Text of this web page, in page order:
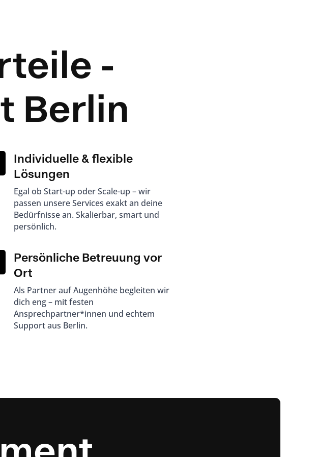
-
Berlin
Individuelle & flexible
Lösungen
Egal ob Start-up oder Scale-up – wir
passen unsere Services exakt an deine
Bedürfnisse an. Skalierbar, smart und
persönlich.
Persönliche Betreuung vor
Ort
Als Partner auf Augenhöhe begleiten wir
dich eng – mit festen
Ansprechpartner*innen und echtem
Support aus Berlin.